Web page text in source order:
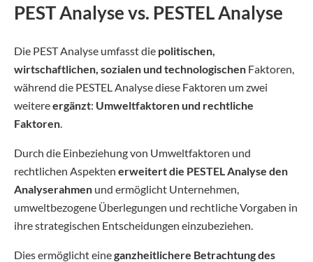
PEST Analyse vs. PESTEL Analyse
Die PEST Analyse umfasst die politischen,
wirtschaftlichen, sozialen und technologischen Faktoren,
während die PESTEL Analyse diese Faktoren um zwei
weitereergänzt: Umweltfaktoren und rechtliche
Faktoren.
Durch die Einbeziehung von Umweltfaktoren und
rechtlichen Aspekten erweitert die PESTEL Analyse den
Analyserahmen und ermöglicht Unternehmen,
umweltbezogene Überlegungen und rechtliche Vorgaben in
ihre strategischen Entscheidungen einzubeziehen.
Dies ermöglicht eineganzheitlichere Betrachtung des